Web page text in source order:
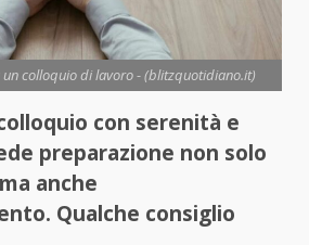
colloquio di lavoro - (blitzquotidiano.it)
con serenità e
preparazione non solo
anche
Qualche consiglio